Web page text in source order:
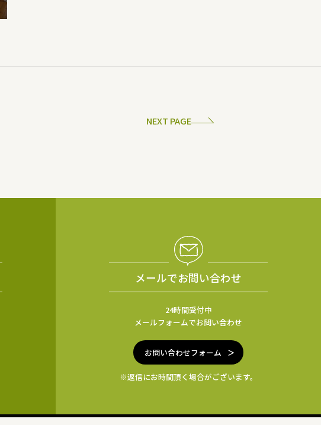
NEXT PAGE
メールでお問い合わせ
24時間受付中
メールフォームでお問い合わせ
お問い合わせフォーム
※返信にお時間頂く場合がございます。